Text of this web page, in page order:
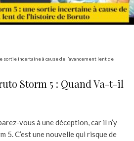
sortie incertaine à cause de l’avancement lent de
Storm 5 : Quand Va-t-il
vous à une déception, car il n’y
5. C’est une nouvelle qui risque de